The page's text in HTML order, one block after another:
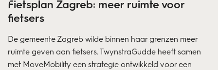
Fietsplan Zagreb: meer ruimte voor
fietsers
De gemeente Zagreb wilde binnen haar grenzen meer
ruimte geven aan fietsers. TwynstraGudde heeft samen
met MoveMobility een strategie ontwikkeld voor een